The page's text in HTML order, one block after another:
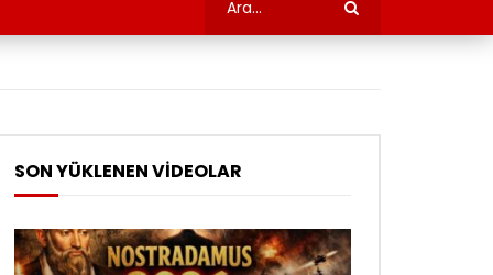
SON YÜKLENEN VİDEOLAR